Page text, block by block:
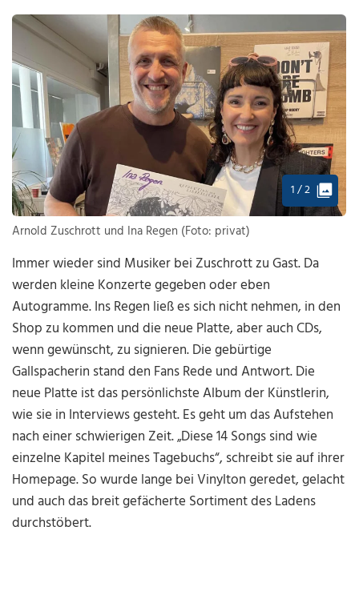
1 / 2
Arnold Zuschrott und Ina Regen (Foto: privat)
Immer wieder sind Musiker bei Zuschrott zu Gast. Da
werden kleine Konzerte gegeben oder eben
Autogramme. Ins Regen ließ es sich nicht nehmen, in den
Shop zu kommen und die neue Platte, aber auch CDs,
wenn gewünscht, zu signieren. Die gebürtige
Gallspacherin stand den Fans Rede und Antwort. Die
neue Platte ist das persönlichste Album der Künstlerin,
wie sie in Interviews gesteht. Es geht um das Aufstehen
nach einer schwierigen Zeit. „Diese 14 Songs sind wie
einzelne Kapitel meines Tagebuchs“, schreibt sie auf ihrer
Homepage. So wurde lange bei Vinylton geredet, gelacht
und auch das breit gefächerte Sortiment des Ladens
durchstöbert.